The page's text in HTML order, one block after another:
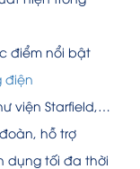
điểm nổi bật
điện
viện Starfield,…
hỗ trợ
dụng tối đa thời